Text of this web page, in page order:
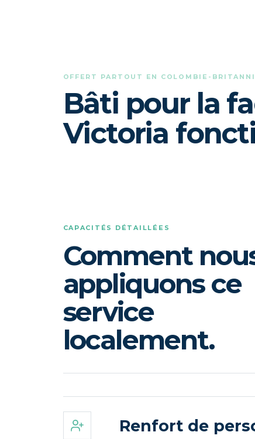
OFFERT PARTOUT EN COLOMBIE-
Bâti pour la
Victoria
CAPACITÉS DÉTAILLÉES
Comment
appliquons ce
service
localement.
Renfort de